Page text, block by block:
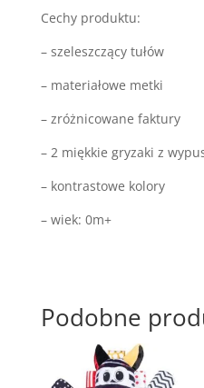
Cechy produktu:
– szeleszczący tułów
– materiałowe metki
– zróżnicowane faktury
– 2 miękkie gryzaki z
– kontrastowe kolory
– wiek: 0m+
Podobne